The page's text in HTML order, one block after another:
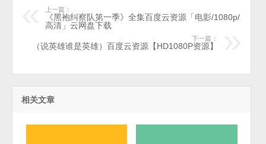
上一篇：
《黑袍纠察队第一季》全集百度云资源「电影/1080p/
高清」云网盘下载
下一篇：
（说英雄谁是英雄）百度云资源【HD1080P资源】
相关文章